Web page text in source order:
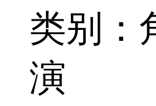
类别：
演